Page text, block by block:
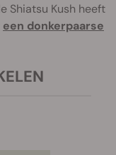
Shiatsu Kush heeft
een donkerpaarse